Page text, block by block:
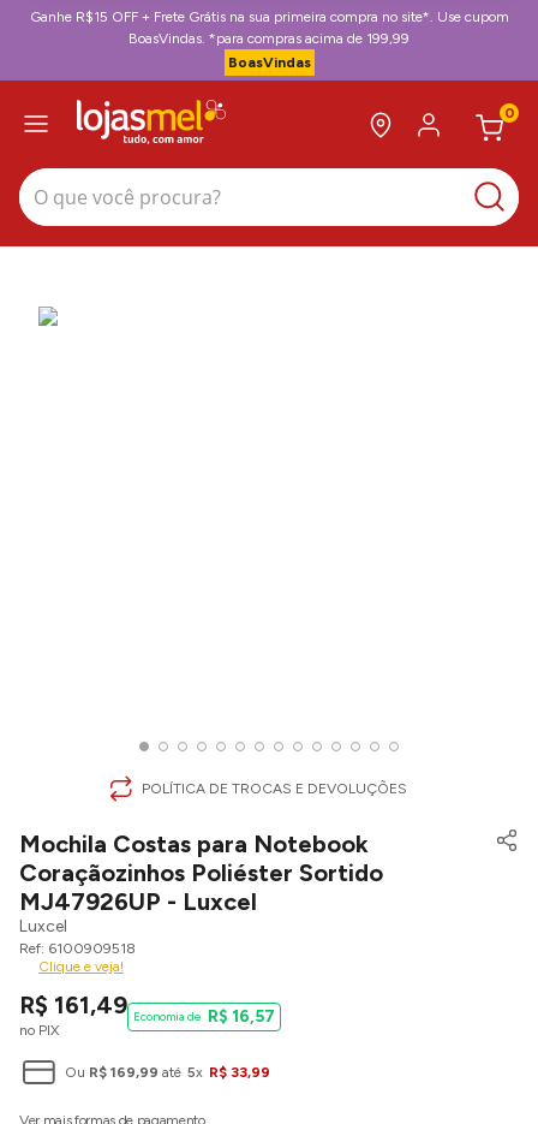
Ganhe R$15 OFF + Frete Grátis na sua primeira compra no site*. Use cupom
BoasVindas. *para compras acima de 199,99
BoasVindas
0
O que você procura?
POLÍTICA DE TROCAS E DEVOLUÇÕES
Mochila Costas para Notebook
Coraçãozinhos Poliéster Sortido
MJ47926UP - Luxcel
Luxcel
6100909518
Clique e veja!
R$ 161,49
no PIX
R$ 16,57
Ou R$ 169,99 até 5x R$ 33,99